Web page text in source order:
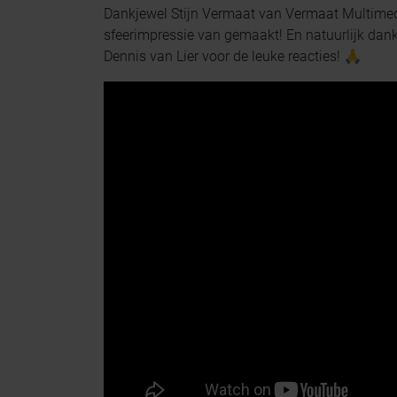
Dankjewel Stijn Vermaat van Vermaat
sfeerimpressie van gemaakt! En natuurlijk
Dennis van Lier voor de leuke reacties! 🙏